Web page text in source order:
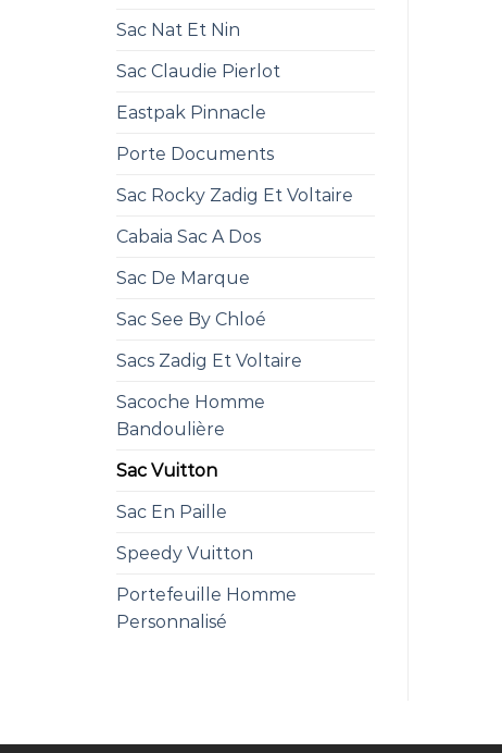
Sac Nat Et Nin
Sac Claudie Pierlot
Eastpak Pinnacle
Porte Documents
Sac Rocky Zadig Et Voltaire
Cabaia Sac A Dos
Sac De Marque
Sac See By Chloé
Sacs Zadig Et Voltaire
Sacoche Homme
Bandoulière
Sac Vuitton
Sac En Paille
Speedy Vuitton
Portefeuille Homme
Personnalisé